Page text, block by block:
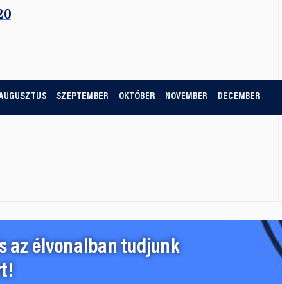
SZEPTEMBER OKTÓBER NOVEMBER DECEMBER
az élvonalban tudjunk